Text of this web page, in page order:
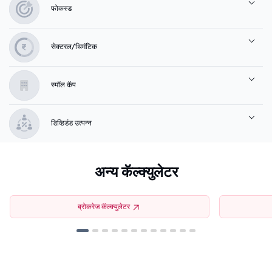
फोकस्ड
सेक्टरल/थिमॅटिक
स्मॉल कॅप
डिव्हिडंड उत्पन्न
अन्य कॅल्क्युलेटर
ब्रोकरेज कॅल्क्युलेटर